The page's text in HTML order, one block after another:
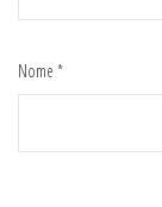
Nome *